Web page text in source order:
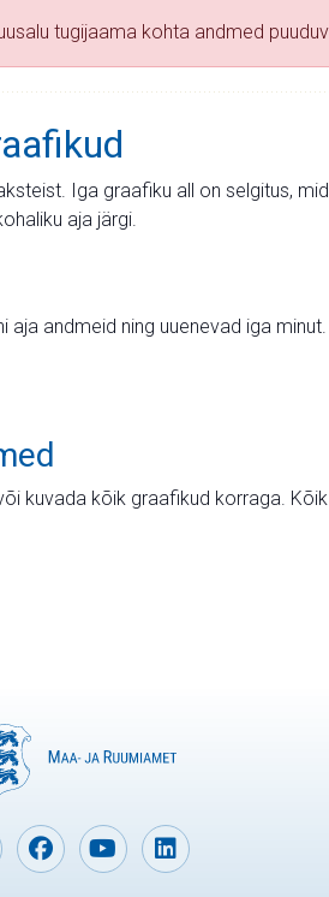
tugijaama kohta andmed
Iga graafiku all on selgitus,
aja järgi.
andmeid ning uuenevad iga minut.
kuvada kõik graafikud korraga.